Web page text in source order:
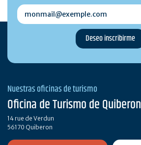
monmail@exemple.com
Nuestras oficinas de turismo
Oficina de Turismo de Quiberon
14 rue de Verdun
56170 Quiberon